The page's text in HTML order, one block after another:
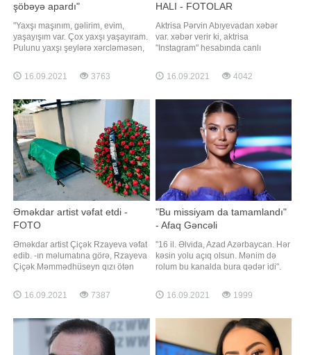
şöbəyə apardı"
"Yaxşı maşınım, gəlirim, evim,
yaşayışım var. Çox yaxşı yaşayıram.
Pulunu yaxşı şeylərə xərcləməsən,
də yaxşı şeylərə, xeyriyyəyə
xərcləyirəm. Eləsi olur ki, pulu var,
yaxşılığa xərcləmirsə, canına
xərcləyəcək". Axşam.az xəbə
16.09.2021 3763
HALI - FOTOLAR
Aktrisa Pərvin Abıyevadan xəbər
var. xəbər verir ki, aktrisa
"Instagram" hesabında canlı
Pərvin makiyajsız və saçları dağınıq
halda görünüb. İzləyiciləri onun bu
16.09.2021 4042
Əməkdar artist vəfat etdi -
FOTO
Əməkdar artist Çiçək Rzayeva vəfat
edib. -ın məlumatına görə, Rzayeva
Çiçək Məmmədhüseyn qızı ötən
Qeyd edək ki, Çiçək Rzayeva 1944-
cü ildə Bakıda anadan olub. Onun
Aida Abdullayevadan sonra böyük
xidmətləri olub. Çiçək Rzayeva arf
16.09.2021 7387
"Bu missiyam da tamamlandı"
- Afaq Gəncəli
"16 il. Əlvida, Azad Azərbaycan. Hər
kəsin yolu açıq olsun. Mənim də
rolum bu kanalda bura qədər idi".
bu sözləri aparıcı Afaq Gəncəli
bildirib. Artıq "Xəzər TV"də yeni işə
"Kitab kimi yaşayıram, hər səhifəmd
16.09.2021 1999